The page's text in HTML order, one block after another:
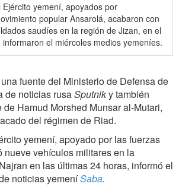
yemení, apoyados por
popular Ansarolá, acabaron con
saudíes en la región de Jizan, en el
el miércoles medios yemeníes.
fuente del Ministerio de Defensa de
de noticias rusaSputniky también
Hamud Morshed Munsar al-Mutari,
del régimen de Riad.
yemení, apoyado por las fuerzas
nueve vehículos militares en la
en las últimas 24 horas, informó el
noticias yemeníSaba.